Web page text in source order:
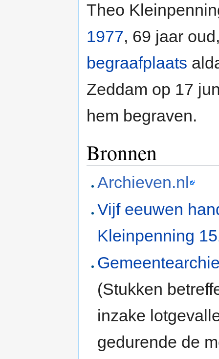
Theo
1977, 69 jaar
begraafplaats
Zeddam op 17
hem begraven.
Bronnen
Archieven.nl
Vijf eeuwen
Kleinpenning
(Stukken
inzake
gedurende de